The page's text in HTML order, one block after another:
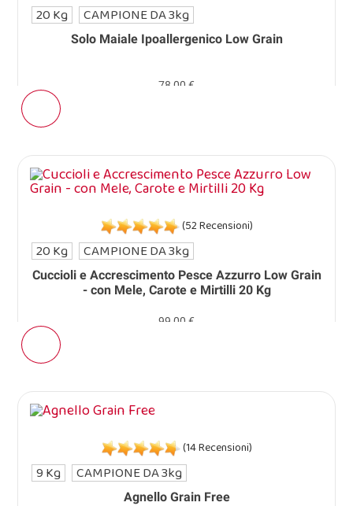
Solo Maiale Ipoallergenico Low Grain
78,00 €
20 Kg CAMPIONE DA 3kg
Cuccioli e Accrescimento Pesce Azzurro Low Grain
- con Mele, Carote e Mirtilli 20 Kg
(52 Recensioni)
99,00 €
20 Kg CAMPIONE DA 3kg
Agnello Grain Free
(14 Recensioni)
9 Kg CAMPIONE DA 3kg